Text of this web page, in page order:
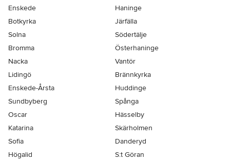
Enskede
Haninge
Botkyrka
Järfälla
Solna
Södertälje
Bromma
Österhaninge
Nacka
Vantör
Lidingö
Brännkyrka
Enskede-Årsta
Huddinge
Sundbyberg
Spånga
Oscar
Hässelby
Katarina
Skärholmen
Sofia
Danderyd
Högalid
S:t Göran